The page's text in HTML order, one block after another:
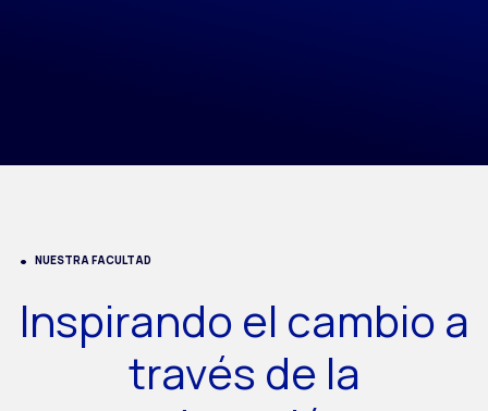
NUESTRA FACULTAD
Inspirando el cambio a
través de la